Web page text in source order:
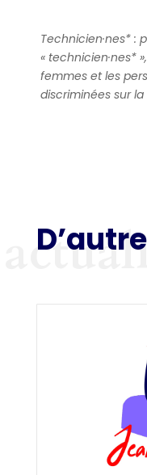
Technicien·nes* :
« technicien·nes*
femmes et les
discriminées sur